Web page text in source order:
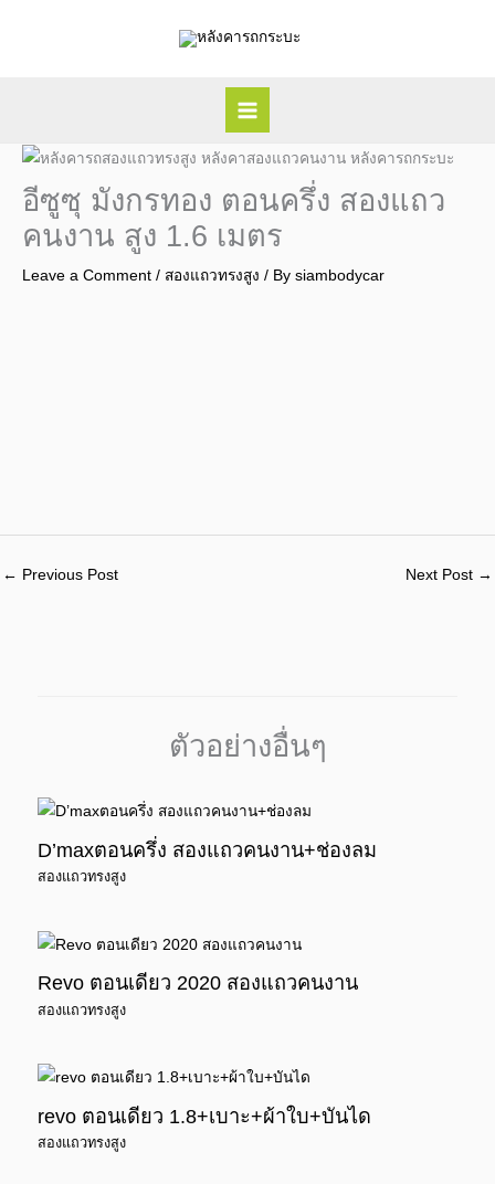
อีซูซุ มังกรทอง ตอนครึ่ง สองแถว
คนงาน สูง 1.6 เมตร
Leave a Comment / สองแถวทรงสูง / By siambodycar
← Previous Post Next Post →
ตัวอย่างอื่นๆ
D’maxตอนครึ่ง สองแถวคนงาน+ช่องลม
สองแถวทรงสูง
Revo ตอนเดียว 2020 สองแถวคนงาน
สองแถวทรงสูง
revo ตอนเดียว 1.8+เบาะ+ผ้าใบ+บันได
สองแถวทรงสูง